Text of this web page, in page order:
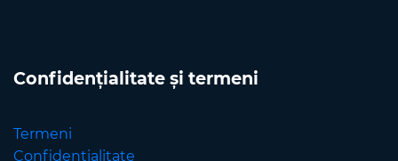
Confidențialitate și termeni
Termeni
Confidențialitate